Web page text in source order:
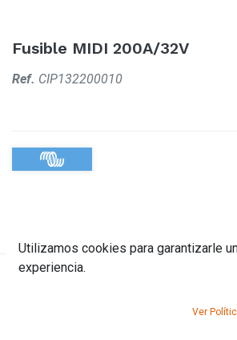
Fusible MIDI 200A/32V
Ref. CIP132200010
Utilizamos cookies para garantizarle
experiencia.
Ver